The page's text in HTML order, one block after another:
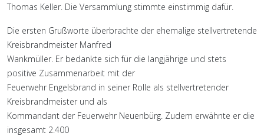
Thomas Keller. Die Versammlung stimmte einstimmig dafür.
Die ersten Grußworte überbrachte der ehemalige stellvertretende
Kreisbrandmeister Manfred
Wankmüller. Er bedankte sich für die langjährige und stets
positive Zusammenarbeit mit der
Feuerwehr Engelsbrand in seiner Rolle als stellvertretender
Kreisbrandmeister und als
Kommandant der Feuerwehr Neuenbürg. Zudem erwähnte er die
insgesamt 2.400